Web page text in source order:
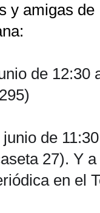
y amigas
de 12:30
de
27). Y
en el